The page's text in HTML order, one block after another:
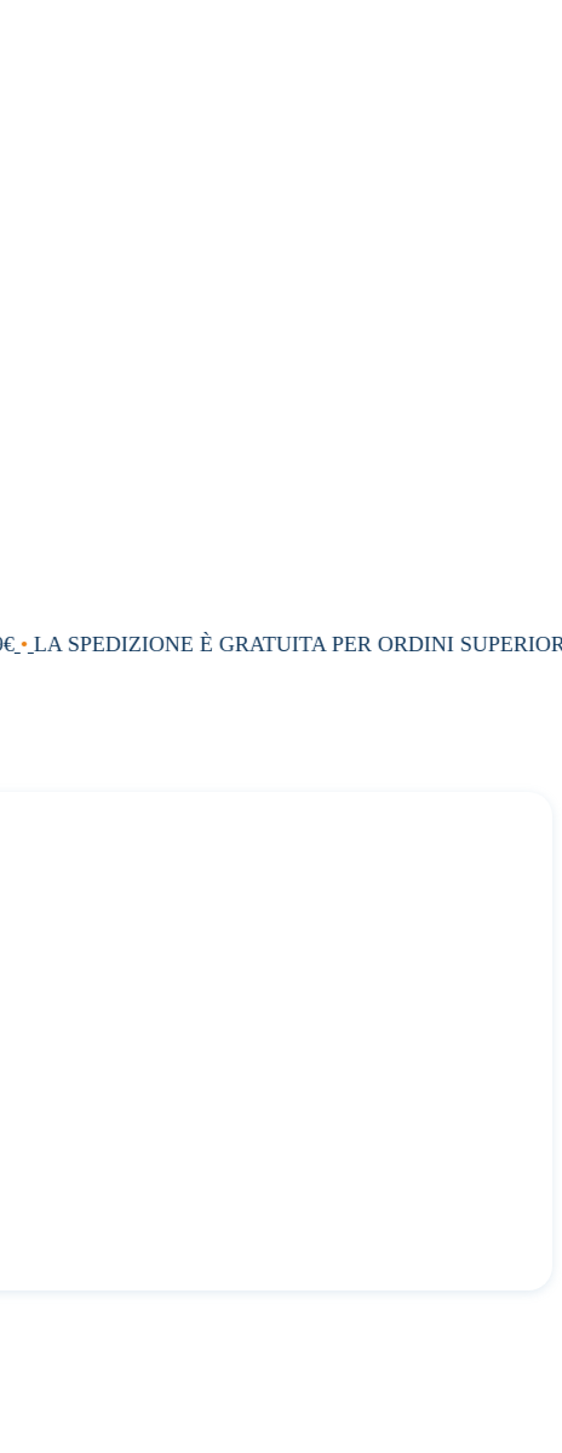
• LA SPEDIZIONE È GRATUITA PER ORDINI SUPERIORI